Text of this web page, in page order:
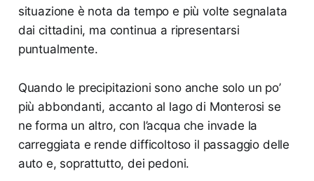
situazione è nota da tempo e più volte segnalata
dai cittadini, ma continua a ripresentarsi
puntualmente.
Quando le precipitazioni sono anche solo un po’
più abbondanti, accanto al lago di Monterosi se
ne forma un altro, con l’acqua che invade la
carreggiata e rende difficoltoso il passaggio delle
auto e, soprattutto, dei pedoni.